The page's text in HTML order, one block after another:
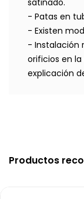
satinado.
- Patas en
- Existen
- Instalación
orificios en
explicación
Productos